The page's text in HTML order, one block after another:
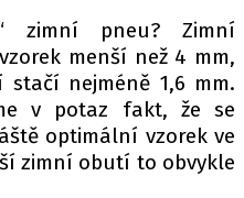
autoroad.cz je
s.r.o., IČ: 118 23 054
zimní pneu? Zimní
menší než 4 mm,
nejméně 1,6 mm.
v potaz fakt, že se
optimální vzorek ve
zimní obutí to obvykle